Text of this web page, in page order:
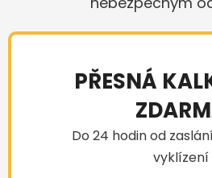
PŘESNÁ
Do 24 hodin od
vyklízení